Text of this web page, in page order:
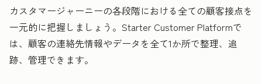
カスタマージャーニーの各段階における全ての顧客接点を
一元的に把握しましょう。Starter Customer Platformで
は、顧客の連絡先情報やデータを全て1か所で整理、追
跡、管理できます。